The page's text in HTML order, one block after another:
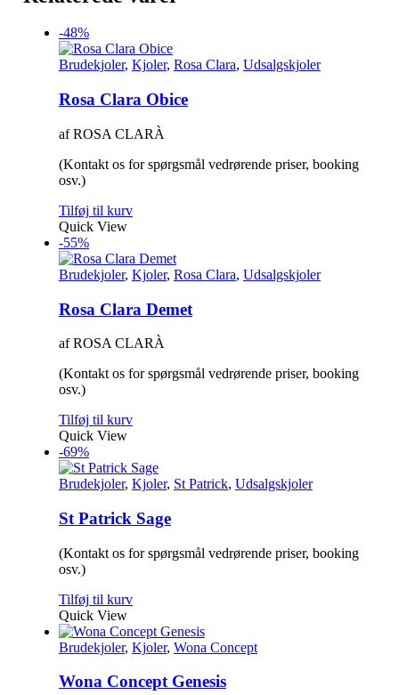
-48%
Brudekjoler, Kjoler, Rosa Clara, Udsalgskjoler
Rosa Clara Obice
af ROSA CLARÀ
(Kontakt os for spørgsmål vedrørende priser, booking
osv.)
Tilføj til kurv
Quick View
-55%
Brudekjoler, Kjoler, Rosa Clara, Udsalgskjoler
Rosa Clara Demet
af ROSA CLARÀ
(Kontakt os for spørgsmål vedrørende priser, booking
osv.)
Tilføj til kurv
Quick View
-69%
Brudekjoler, Kjoler, St Patrick, Udsalgskjoler
St Patrick Sage
(Kontakt os for spørgsmål vedrørende priser, booking
osv.)
Tilføj til kurv
Quick View
Brudekjoler, Kjoler, Wona Concept
Wona Concept Genesis